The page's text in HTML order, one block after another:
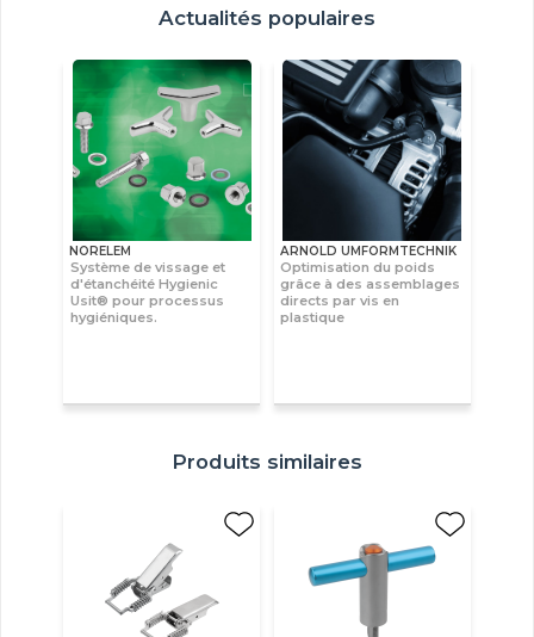
Actualités populaires
NORELEM
Système de vissage et
d'étanchéité Hygienic
Usit® pour processus
hygiéniques.
ARNOLD UMFORMTECHNIK
Optimisation du poids
grâce à des assemblages
directs par vis en
plastique
Produits similaires